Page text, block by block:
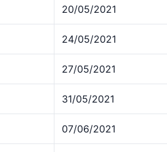
20/05/2021
24/05/2021
27/05/2021
31/05/2021
07/06/2021